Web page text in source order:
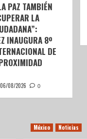
PAZ TAMBIÉN
LA
INAUGURA 8º
DE
06/08/2026 0
México Noticias